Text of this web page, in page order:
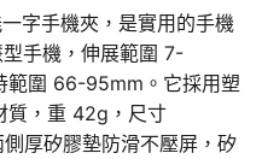
字手機夾，是實用的手機
手機，伸展範圍 7-
範圍 66-95mm。它採用塑
質，重 42g，尺寸
厚矽膠墊防滑不壓屏，矽